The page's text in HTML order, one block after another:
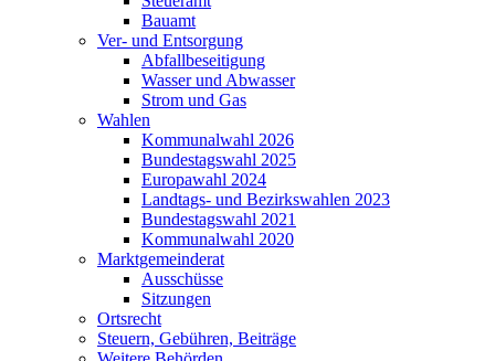
Bauamt
Ver- und Entsorgung
Abfallbeseitigung
Wasser und Abwasser
Strom und Gas
Wahlen
Kommunalwahl 2026
Bundestagswahl 2025
Europawahl 2024
Landtags- und Bezirkswahlen 2023
Bundestagswahl 2021
Kommunalwahl 2020
Marktgemeinderat
Ausschüsse
Sitzungen
Ortsrecht
Steuern, Gebühren, Beiträge